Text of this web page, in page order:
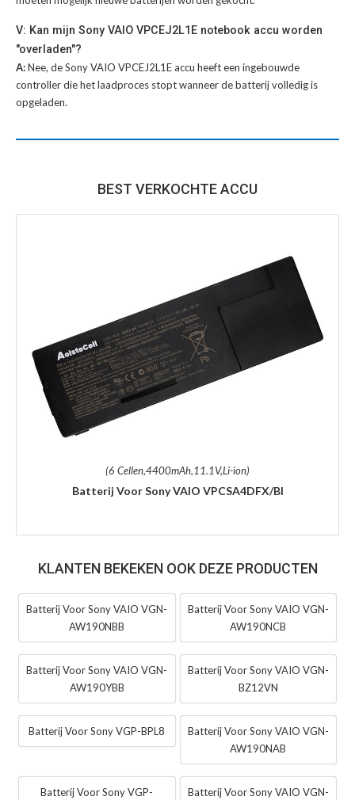
V: Kan mijn Sony VAIO VPCEJ2L1E notebook accu worden
"overladen"?
A:Nee, de Sony VAIO VPCEJ2L1E accu heeft een ingebouwde
controller die het laadproces stopt wanneer de batterij volledig is
opgeladen.
BEST VERKOCHTE ACCU
(6 Cellen,4400mAh,11.1V,Li-ion)
Batterij Voor Sony VAIO VPCSA4DFX/BI
KLANTEN BEKEKEN OOK DEZE PRODUCTEN
Batterij Voor Sony VAIO VGN-
AW190NBB
Batterij Voor Sony VAIO VGN-
AW190NCB
Batterij Voor Sony VAIO VGN-
AW190YBB
Batterij Voor Sony VAIO VGN-
BZ12VN
Batterij Voor Sony VGP-BPL8
Batterij Voor Sony VAIO VGN-
AW190NAB
Batterij Voor Sony VGP-
Batterij Voor Sony VAIO VGN-